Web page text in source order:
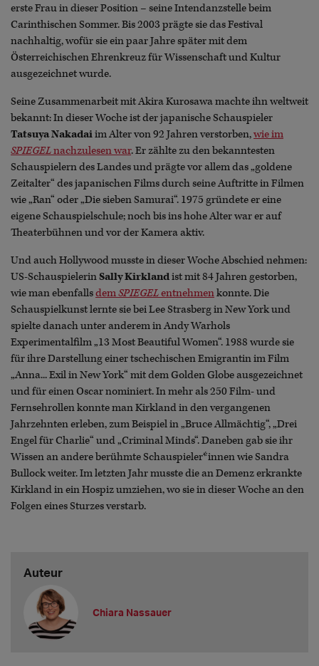
erste Frau in dieser Position – seine Intendanzstelle beim
Carinthischen Sommer. Bis 2003 prägte sie das Festival
nachhaltig, wofür sie ein paar Jahre später mit dem
Österreichischen Ehrenkreuz für Wissenschaft und Kultur
ausgezeichnet wurde.
Seine Zusammenarbeit mit Akira Kurosawa machte ihn weltweit
bekannt: In dieser Woche ist der japanische Schauspieler
Tatsuya Nakadaiim Alter von 92 Jahren verstorben,wie im
SPIEGELnachzulesen war. Er zählte zu den bekanntesten
Schauspielern des Landes und prägte vor allem das „goldene
Zeitalter“ des japanischen Films durch seine Auftritte in Filmen
wie „Ran“ oder „Die sieben Samurai“. 1975 gründete er eine
eigene Schauspielschule; noch bis ins hohe Alter war er auf
Theaterbühnen und vor der Kamera aktiv.
Und auch Hollywood musste in dieser Woche Abschied nehmen:
US-SchauspielerinSally Kirklandist mit 84 Jahren gestorben,
wie man ebenfallsdemSPIEGELentnehmenkonnte. Die
Schauspielkunst lernte sie bei Lee Strasberg in New York und
spielte danach unter anderem in Andy Warhols
Experimentalfilm „13 Most Beautiful Women“. 1988 wurde sie
für ihre Darstellung einer tschechischen Emigrantin im Film
„Anna... Exil in New York“ mit dem Golden Globe ausgezeichnet
und für einen Oscar nominiert. In mehr als 250 Film- und
Fernsehrollen konnte man Kirkland in den vergangenen
Jahrzehnten erleben, zum Beispiel in „Bruce Allmächtig“, „Drei
Engel für Charlie“ und „Criminal Minds“. Daneben gab sie ihr
Wissen an andere berühmte Schauspieler*innen wie Sandra
Bullock weiter. Im letzten Jahr musste die an Demenz erkrankte
Kirkland in ein Hospiz umziehen, wo sie in dieser Woche an den
Folgen eines Sturzes verstarb.
Auteur
Chiara Nassauer